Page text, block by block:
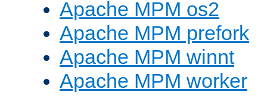
Apache MPM os2
Apache MPM prefork
Apache MPM winnt
Apache MPM worker